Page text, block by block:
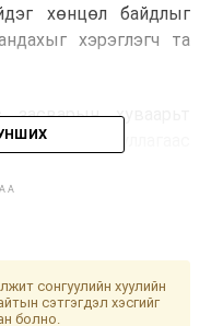
хөнцөл байдлыг
хэрэглэгч та
засварын хуваарьт
байгууллагаас
байна!
сонгуулийн хуулийн
сэтгэгдэл хэсгийг
болно.